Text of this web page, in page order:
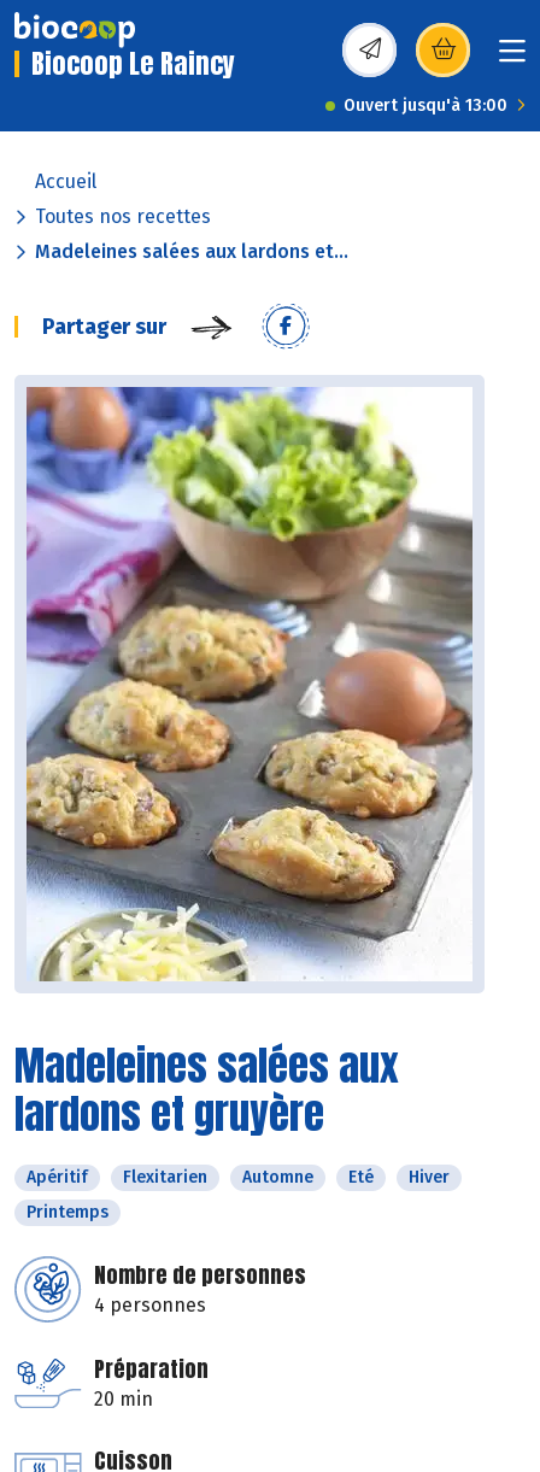
Biocoop Le Raincy (s’ouvre dans une
Ouvert jusqu'à 13:00
Accueil
Toutes nos recettes
Madeleines salées aux lardons et...
Partager sur
Madeleines salées aux
lardons et gruyère
Apéritif Flexitarien Automne Eté
Hiver
Printemps
Nombre de personnes
4 personnes
Préparation
20 min
Cuisson